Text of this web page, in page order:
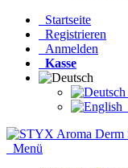
Startseite
Registrieren
Anmelden
Kasse
Menü